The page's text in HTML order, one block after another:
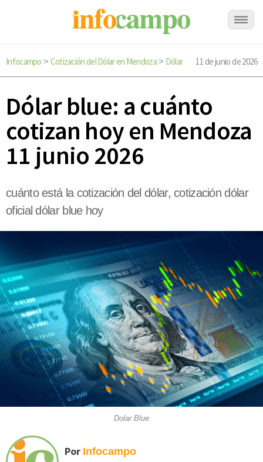
Infocampo > Cotización del Dólar en Mendoza> Dólar 11 de junio de 2026
Dólar blue: a cuánto
cotizan hoy en Mendoza
11 junio 2026
cuánto está la cotización del dólar, cotización dólar
oficial dólar blue hoy
Dolar Blue
Por Infocampo